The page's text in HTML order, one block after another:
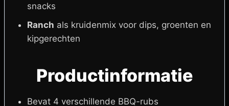
snacks
Ranch als kruidenmix voor dips, groenten en
kipgerechten
Productinformatie
Bevat 4 verschillende BBQ-rubs